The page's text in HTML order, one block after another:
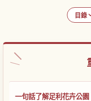
目錄
一句話了解足利花卉公園